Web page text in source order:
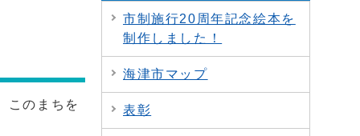
このまちを
市制施行20周年記念絵本を
制作しました！
海津市マップ
表彰